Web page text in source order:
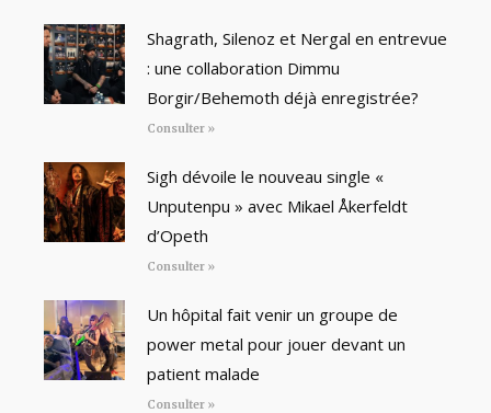
Shagrath, Silenoz et Nergal en entrevue
: une collaboration Dimmu
Borgir/Behemoth déjà enregistrée?
Consulter »
Sigh dévoile le nouveau single «
Unputenpu » avec Mikael Åkerfeldt
d’Opeth
Consulter »
Un hôpital fait venir un groupe de
power metal pour jouer devant un
patient malade
Consulter »